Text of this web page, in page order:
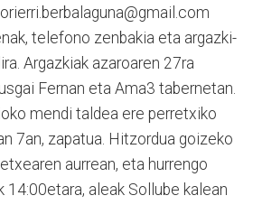
telefono zenbakia eta argazki-
Argazkiak azaroaren 27ra
Fernan eta Ama3 tabernetan.
mendi taldea ere perretxiko
7an, zapatua. Hitzordua goizeko
aurrean, eta hurrengo
14:00etara, aleak Sollube kalean